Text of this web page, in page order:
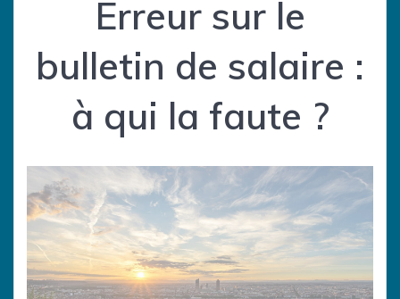
Erreur sur le
bulletin de salaire :
à qui la faute ?